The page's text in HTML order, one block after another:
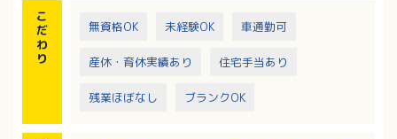
こ
だ
わ
り
無資格OK 未経験OK 車通勤可
産休・育休実績あり 住宅手当あり
残業ほぼなし ブランクOK